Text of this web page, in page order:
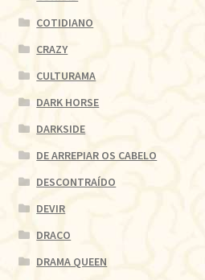
COTIDIANO
CRAZY
CULTURAMA
DARK HORSE
DARKSIDE
DE ARREPIAR OS CABELO
DESCONTRAÍDO
DEVIR
DRACO
DRAMA QUEEN